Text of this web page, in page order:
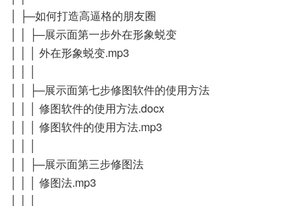
│ ├─如何打造高逼格的朋友圈
│ │ ├─展示面第一步外在形象蜕变
│ │ │ 外在形象蜕变.mp3
│ │ ├─展示面第七步修图软件的使用方法
│ │ │ 修图软件的使用方法.docx
│ │ │ 修图软件的使用方法.mp3
│ │ ├─展示面第三步修图法
│ │ │ 修图法.mp3